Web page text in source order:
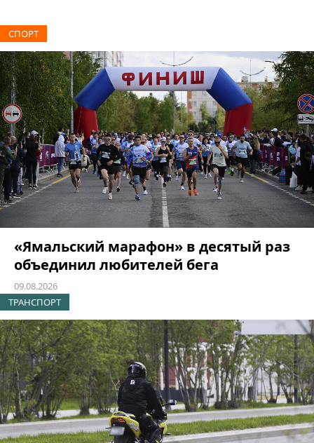
СПОРТ
«Ямальский марафон» в десятый раз
объединил любителей бега
09.08.2026
ТРАНСПОРТ